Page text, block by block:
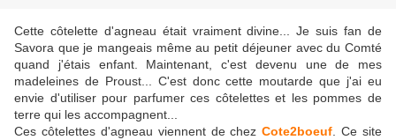
Cette côtelette d'agneau était vraiment divine... Je suis fan de
Savora que je mangeais même au petit déjeuner avec du Comté
quand j'étais enfant. Maintenant, c'est devenu une de mes
madeleines de Proust... C'est donc cette moutarde que j'ai eu
envie d'utiliser pour parfumer ces côtelettes et les pommes de
terre qui les accompagnent...
Ces côtelettes d'agneau viennent de chezCote2boeuf . Ce site